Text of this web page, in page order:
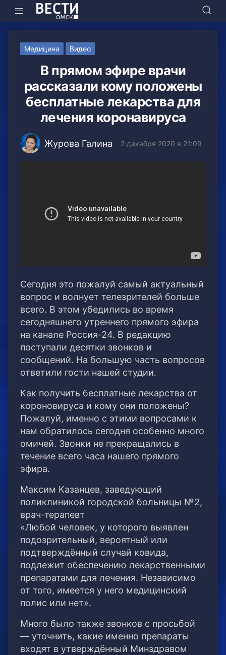
Медицина Видео
В прямом эфире врачи
рассказали кому положены
бесплатные лекарства для
лечения коронавируса
Журова Галина 2 декабря 2020 в 21:09
Сегодня это пожалуй самый актуальный
вопрос и волнует телезрителей больше
всего. В этом убедились во время
сегодняшнего утреннего прямого эфира
на канале Россия-24. В редакцию
поступали десятки звонков и
сообщений. На большую часть вопросов
ответили гости нашей студии.
Как получить бесплатные лекарства от
короновируса и кому они положены?
Пожалуй, именно с этими вопросами к
нам обратилось сегодня особенно много
омичей. Звонки не прекращались в
течение всего часа нашего прямого
эфира.
Максим Казанцев, заведующий
поликлиникой городской больницы №2,
врач-терапевт
«Любой человек, у которого выявлен
подозрительный, вероятный или
подтверждённый случай ковида,
подлежит обеспечению лекарственными
препаратами для лечения. Независимо
от того, имеется у него медицинский
полис или нет».
Много было также звонков с просьбой
— уточнить, какие именно препараты
входят в утверждённый Минздравом